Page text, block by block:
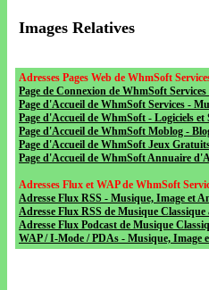
Images Relatives
Adresses Pages Web de WhmSoft
Page de Connexion de WhmSoft
Page d'Accueil de WhmSoft Services -
Page d'Accueil de WhmSoft - Logiciels et
Page d'Accueil de WhmSoft Moblog -
Page d'Accueil de WhmSoft Jeux
Page d'Accueil de WhmSoft Annuaire
Adresses Flux et WAP de WhmSoft
Adresse Flux RSS - Musique, Image et
Adresse Flux RSS de Musique
Adresse Flux Podcast de Musique
WAP / I-Mode / PDAs - Musique, Image